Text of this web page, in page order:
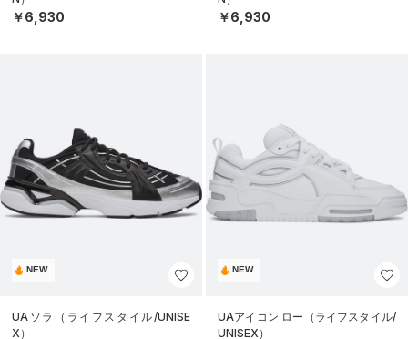
￥6,930 ￥6,930
NEW
UAソラ（ライフスタイル/UNISE
X）
NEW
UAアイコン ロー（ライフスタイル/
UNISEX）